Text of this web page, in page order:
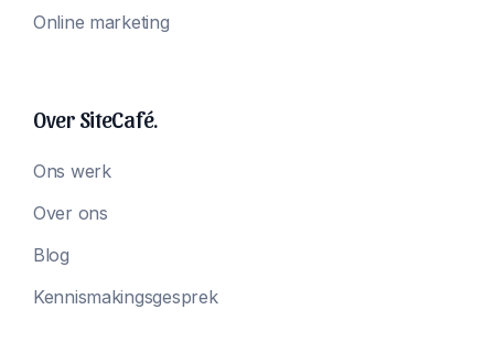
Online marketing
Over SiteCafé.
Ons werk
Over ons
Blog
Kennismakingsgesprek